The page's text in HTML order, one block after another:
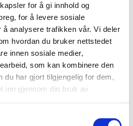
for å gi innhold og
for å levere sosiale
å analysere trafikken vår. Vi deler
hvordan du bruker nettstedet
innen sosiale medier,
som kan kombinere den
du har gjort tilgjengelig for dem,
inn gjennom din bruk av
164,8 mm
66,8 mm